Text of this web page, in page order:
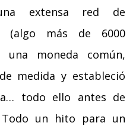
extensa red de
(algo más de 6000
una moneda común,
medida y estableció
todo ello antes de
un hito para un